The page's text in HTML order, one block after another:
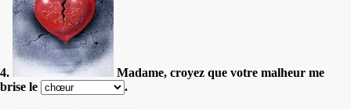
4.
Madame, croyez que votre malheur me
brise le
.